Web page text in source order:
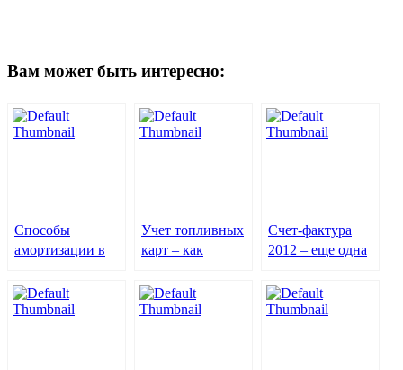
Вам может быть интересно:
Способы
амортизации в
вам просто или
быстро?
Учет топливных
карт – как
проще
Счет-фактура
2012 – еще одна
предприятий на
ОСНО